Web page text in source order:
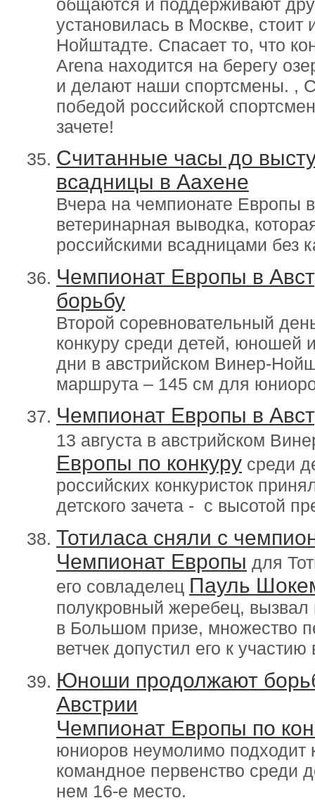
установилась в Москве, стоит
Нойштадте. Спасает то, что
Arena находится на берегу
и делают наши спортсмены. ,
победой российской
зачете!
Считанные часы до
всадницы в Аахене
Вчера на чемпионате Европы
ветеринарная выводка,
российскими всадницами без
Чемпионат Европы в
борьбу
Второй соревновательный
конкуру среди детей, юношей
дни в австрийском Винер-
маршрута – 145 см для
Чемпионат Европы в
13 августа в австрийском
Европы по конкуру среди
российских конкуристок
детского зачета - с высотой
Тотиласа сняли с
Чемпионат Европы для
его совладелец Пауль
полукровный жеребец, вызвал
в Большом призе, множество
ветчек допустил его к участию
Юноши продолжают
Австрии
Чемпионат Европы по
юниоров неумолимо подходит
командное первенство среди
нем 16-е место.